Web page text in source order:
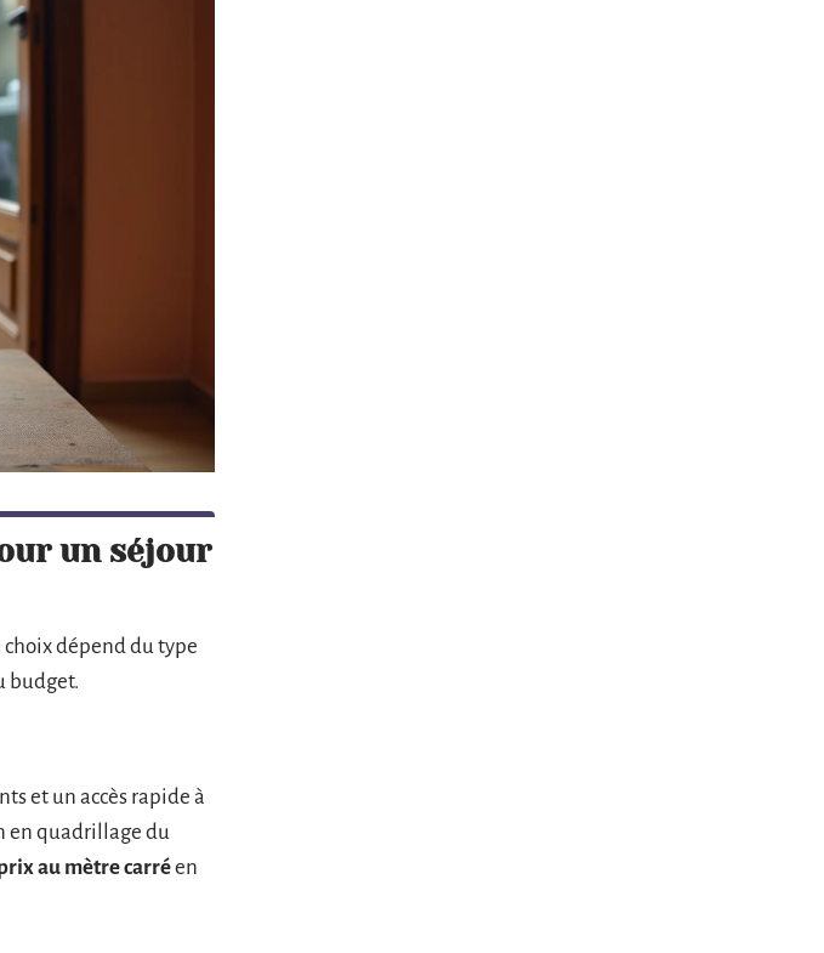
un séjour
choix dépend du type
budget.
et un accès rapide à
en quadrillage du
au mètre carréen